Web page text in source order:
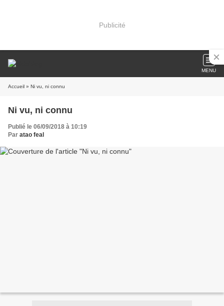
Publicité
MENU
Accueil » Ni vu, ni connu
Ni vu, ni connu
Publié le 06/09/2018 à 10:19
Par atao feal